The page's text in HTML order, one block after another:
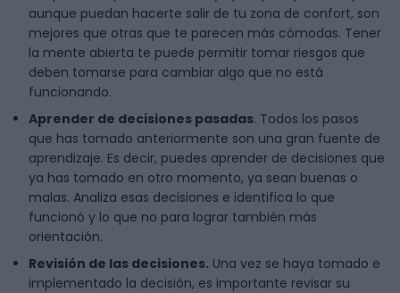
aunque puedan hacerte salir de tu zona de confort, son
mejores que otras que te parecen más cómodas. Tener
la mente abierta te puede permitir tomar riesgos que
deben tomarse para cambiar algo que no está
funcionando.
Aprender de decisiones pasadas. Todos los pasos
que has tomado anteriormente son una gran fuente de
aprendizaje. Es decir, puedes aprender de decisiones que
ya has tomado en otro momento, ya sean buenas o
malas. Analiza esas decisiones e identifica lo que
funcionó y lo que no para lograr también más
orientación.
Revisión de las decisiones. Una vez se haya tomado e
implementado la decisión, es importante revisar su